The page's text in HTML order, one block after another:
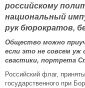
российскому
национальный
рук бюрократов,
Общество можно
если это не совсем
свастики, портрета
Российский флаг,
государственного при